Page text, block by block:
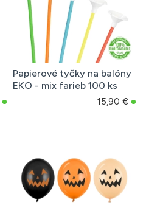
Papierové tyčky na balóny
EKO - mix farieb 100 ks
15,90 €